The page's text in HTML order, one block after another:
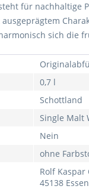
für nachhaltige
sich die
0,7 l
Schottland
Single Malt
Nein
ohne
Rolf Kaspar
45138 Essen